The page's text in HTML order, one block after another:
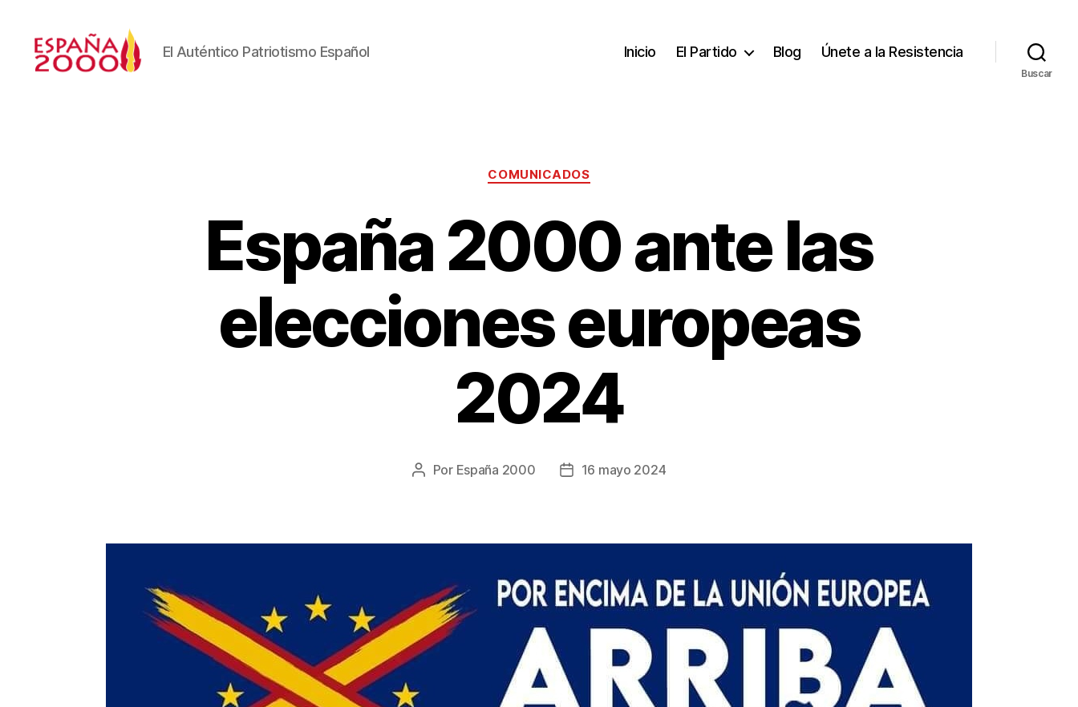
El Auténtico Patriotismo Español Inicio El Partido Blog Únete a la Resistencia
Buscar
COMUNICADOS
España 2000 ante las
elecciones europeas
2024
Por España 2000 16 mayo 2024